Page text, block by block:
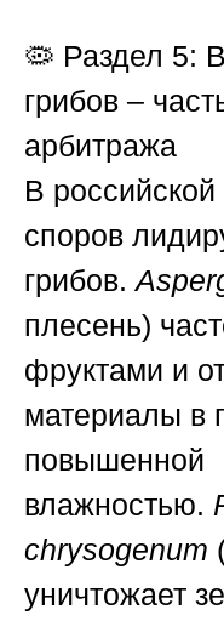
🦠 Раздел 5:
грибов –
арбитража
В
споров
грибов.
плесень)
фруктами и
материалы в
повышенной
влажностью.
chrysogenum
уничтожает